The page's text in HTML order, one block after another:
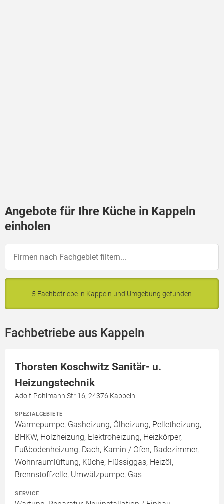
Angebote für Ihre Küche in Kappeln
einholen
5 Fachbetriebe in Kappeln und Umgebung gefunden
Fachbetriebe aus Kappeln
Thorsten Koschwitz Sanitär- u.
Heizungstechnik
Adolf-Pohlmann Str 16, 24376 Kappeln
SPEZIALGEBIETE
Wärmepumpe, Gasheizung, Ölheizung, Pelletheizung,
BHKW, Holzheizung, Elektroheizung, Heizkörper,
Fußbodenheizung, Dach, Kamin / Ofen, Badezimmer,
Wohnraumlüftung, Küche, Flüssiggas, Heizöl,
Brennstoffzelle, Umwälzpumpe, Gas
SERVICE